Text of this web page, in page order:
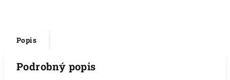
Popis
Podrobný popis